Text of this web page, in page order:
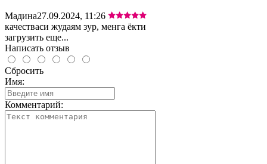
Мадина27.09.2024, 11:26
качестваси жудаям зур, менга ёкти
загрузить еще...
Написать отзыв
Сбросить
Имя:
Комментарий: